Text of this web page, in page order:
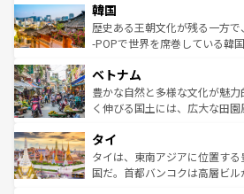
ワイを、存分に味わってほしい。 なお、新着のハワイ情
はコンテンツ一覧を参照してほ
いる。アクティビティも充実し
ビング、ハイキングなど、ア
い。オーストラリアの多彩な
参照してほしい。
ン）、静ひつな山岳地帯である
と山間の静けさが共存してお
驚きをもたらしてくれる。ま
容にもいいと評判のスイーツな
が味わえる。 なお、新着の
照してほしい。
韓国
歴史ある王朝文化が残る一方
-POPで世界を席巻している韓
き、地方に足を延ばせば四季折
できる。そして、キムチや焼
まで、さまざまな韓国料理が
リティに包まれながら、韓国の
わってみてほしい
覧を参照してほしい。
ベトナム
豊かな自然と多様な文化が魅
く伸びる国土には、広大な田
急速な発展と共に伝統が息づく
ーチミン市のフランス統治時
醸し出している。また、バラ
タイ
タイは、東南アジアに位置す
国だ。首都バンコクは高層ビ